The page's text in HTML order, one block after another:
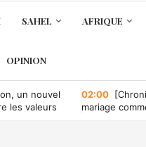
SAHEL AFRIQUE
OPINION
un nouvel
les valeurs
02:00
mariage